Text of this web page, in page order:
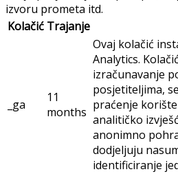
izvoru prometa itd.
Kolačić Trajanje
_ga
11
months
Ovaj kolačić
Analytics.
izračunavanje
posjetiteljima,
praćenje
analitičko
anonimno
dodjeljuju
identificiranje